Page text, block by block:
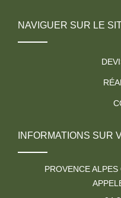
NAVIGUER SUR LE
INFORMATIONS SUR
PROVENCE